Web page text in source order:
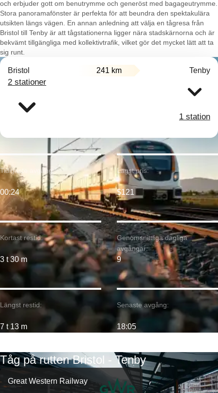
och erbjuder gott om benutrymme och generöst med bagageutrymme.
Stora panoramafönster är perfekta för att beundra den spektakulära
utsikten längs vägen. En annan anledning att välja en tågresa från
Bristol till Tenby är att tågstationerna ligger nära stadskärnorna och är
bekvämt tillgängliga med kollektivtrafik, vilket gör det mycket lätt att ta
sig runt.
Bristol 241 km Tenby
2 stationer
1 station
Kortast restid:
3 t 30 m
Tidigaste avgång:
00:24
Längst restid:
7 t 13 m
Lägst pris:
$121
Genomsnittliga dagliga
avgångar:
9
Senaste avgång:
18:05
Tåg på rutten Bristol - Tenby
Great Western Railway